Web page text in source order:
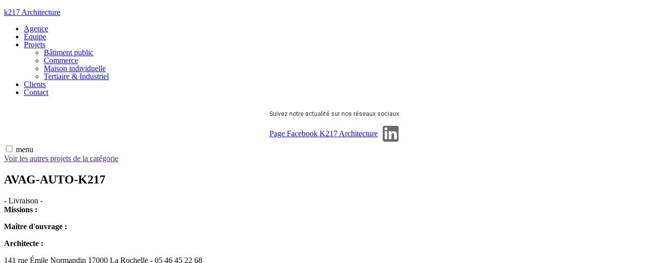
Aller
contenu
k217 Architecture
Agence
Équipe
Projets
Bâtiment public
Commerce
Maison individuelle
Tertiaire & Industriel
Clients
Contact
Suivez notre actualité sur nos réseaux sociaux
Page Facebook K217 Architecture
menu
Voir les autres projets de la catégorie
AVAG-AUTO-K217
- Livraison -
Missions :
Maître d'ouvrage :
Architecte :
141 rue Émile Normandin 17000 La Rochelle - 05 46 45 22 68